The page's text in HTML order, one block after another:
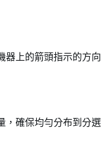
器上的箭頭指示的方向
，確保均勻分布到分選